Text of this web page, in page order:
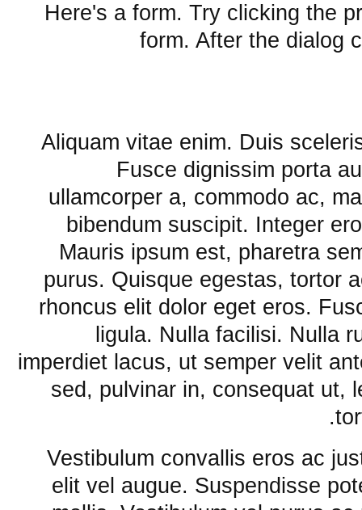
Here's a form. Try clicking the
form. After the dialog
Aliquam vitae enim. Duis
Fusce dignissim porta
ullamcorper a, commodo ac,
bibendum suscipit. Integer
Mauris ipsum est, pharetra
purus. Quisque egestas, tortor
rhoncus elit dolor eget eros.
ligula. Nulla facilisi. Nulla
imperdiet lacus, ut semper velit
sed, pulvinar in, consequat ut,
Vestibulum convallis eros ac
elit vel augue. Suspendisse